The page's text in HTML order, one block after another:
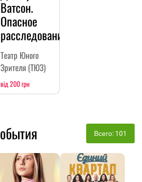
Ватсон.
Опасное
расследование
Театр Юного
Зрителя (ТЮЗ)
від 200 грн
Всего: 101